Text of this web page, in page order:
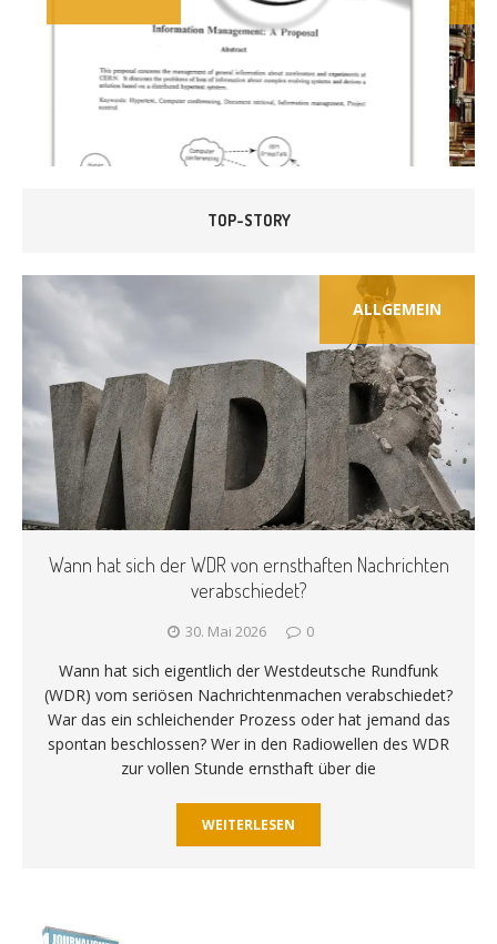
TOP-STORY
ALLGEMEIN
Wann hat sich der WDR von ernsthaften Nachrichten
verabschiedet?
30. Mai 2026 0
Wann hat sich eigentlich der Westdeutsche Rundfunk
(WDR) vom seriösen Nachrichtenmachen verabschiedet?
War das ein schleichender Prozess oder hat jemand das
spontan beschlossen? Wer in den Radiowellen des WDR
zur vollen Stunde ernsthaft über die
WEITERLESEN